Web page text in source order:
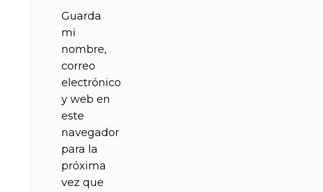
Guarda
mi
nombre,
correo
electrónico
y web en
este
navegador
para la
próxima
vez que